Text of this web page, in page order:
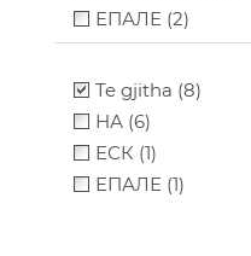
ЕПАЛЕ (2)
Te gjitha (8)
НА (6)
ЕСК (1)
ЕПАЛЕ (1)